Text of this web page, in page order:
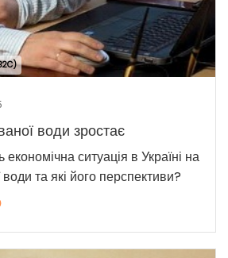
води зростає
ситуація в Україні на
та які його перспективи?